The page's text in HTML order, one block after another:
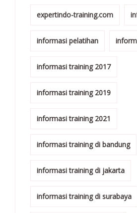
expertindo-training.com
informasi pelatihan
informasi training 2017
informasi training 2019
informasi training 2021
informasi training di bandung
informasi training di jakarta
informasi training di surabaya